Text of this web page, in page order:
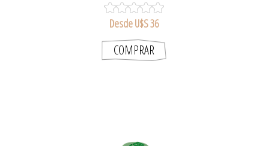
Desde U$S 36